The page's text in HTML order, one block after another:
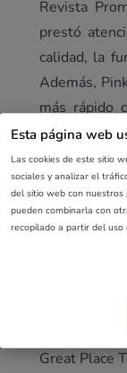
Esta página web
Las cookies de este sitio
sociales y analizar el
del sitio web con nuestros
pueden combinarla con
recopilado a partir del uso
Revista
prestó
calidad, la
Además,
más rápido
2014 y,
Gazelle.
Deloitte
En 2015,
Logramos el
436%
terminó
Fast50 de
Great Place